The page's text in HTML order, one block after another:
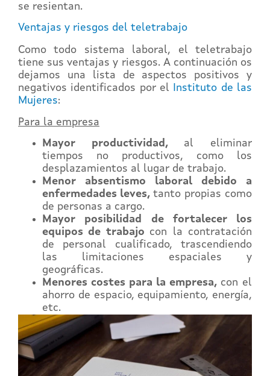
se resientan.
Ventajas y riesgos del teletrabajo
Como todo sistema laboral, el teletrabajo
tiene sus ventajas y riesgos. A continuación os
dejamos una lista de aspectos positivos y
negativos identificados por el
Instituto de las
Mujeres:
Para la empresa
Mayor productividad, al eliminar
tiempos no productivos, como los
desplazamientos al lugar de trabajo.
Menor absentismo laboral debido a
enfermedades leves, tanto propias como
de personas a cargo.
Mayor posibilidad de fortalecer los
equipos de trabajo con la contratación
de personal cualificado, trascendiendo
las limitaciones espaciales y
geográficas.
Menores costes para la empresa, con el
ahorro de espacio, equipamiento, energía,
etc.